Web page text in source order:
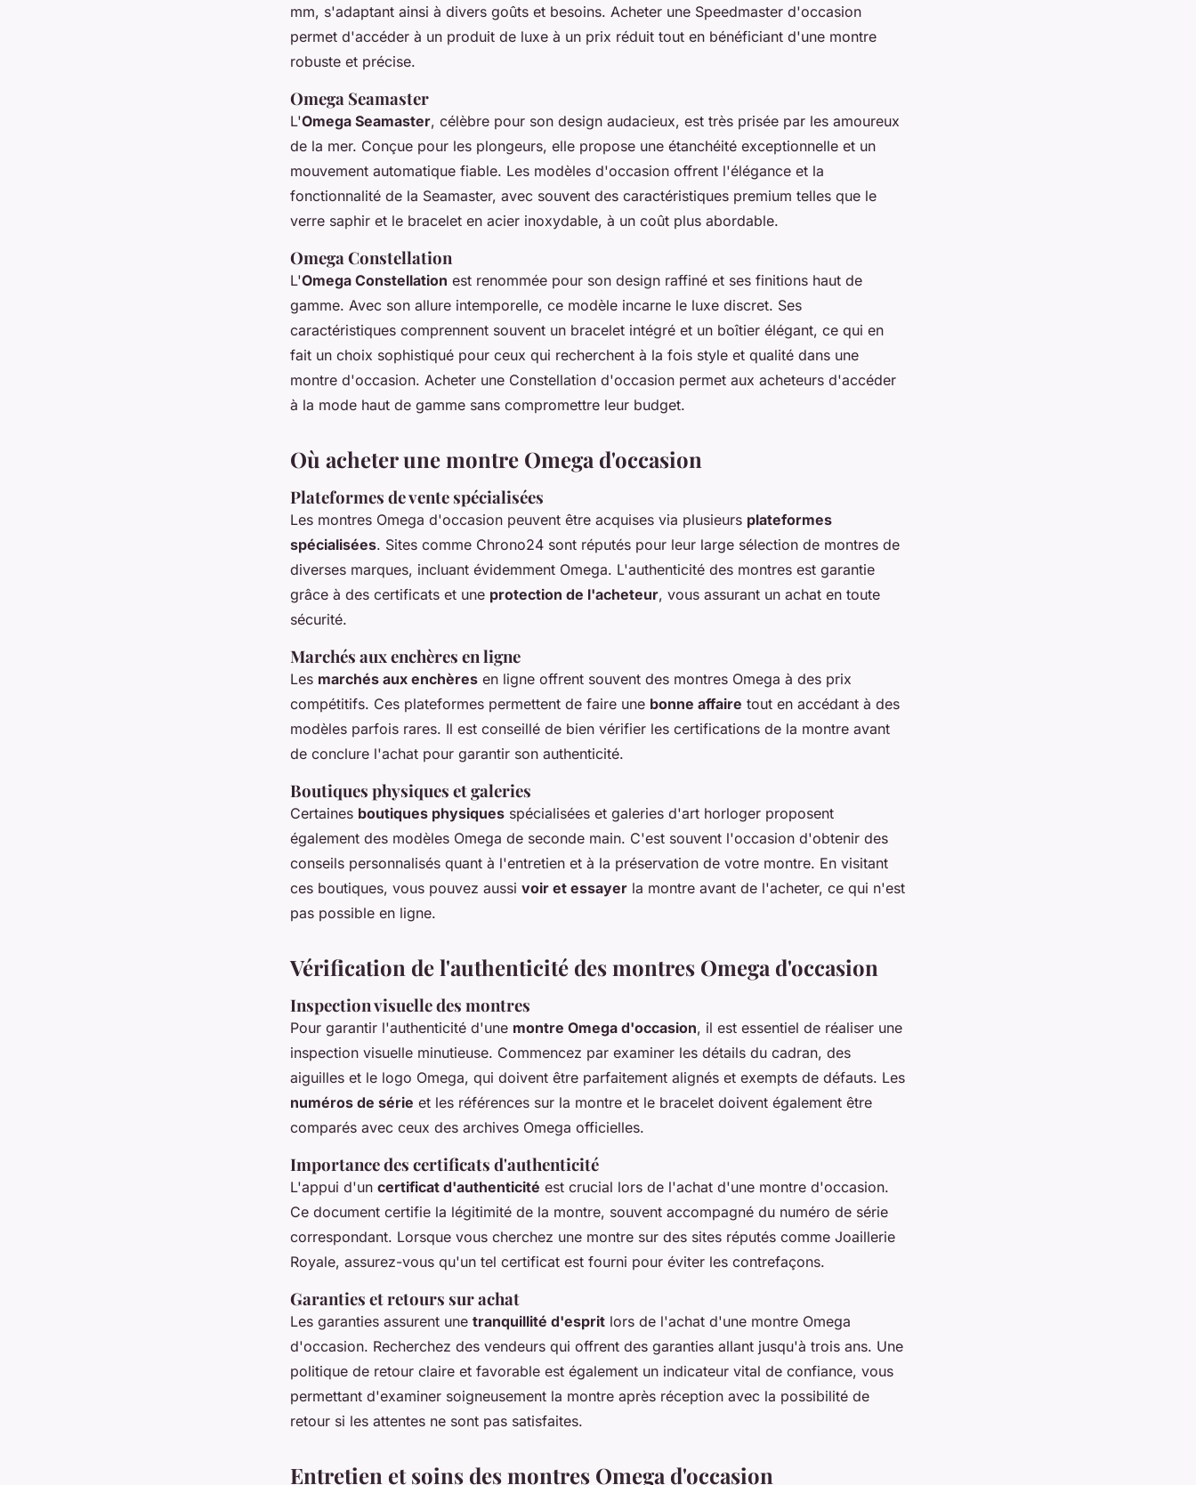
mm, s'adaptant ainsi à divers goûts et besoins. Acheter une Speedmaster d'occasion
permet d'accéder à un produit de luxe à un prix réduit tout en bénéficiant d'une montre
robuste et précise.
Omega Seamaster
L'Omega Seamaster, célèbre pour son design audacieux, est très prisée par les amoureux
de la mer. Conçue pour les plongeurs, elle propose une étanchéité exceptionnelle et un
mouvement automatique fiable. Les modèles d'occasion offrent l'élégance et la
fonctionnalité de la Seamaster, avec souvent des caractéristiques premium telles que le
verre saphir et le bracelet en acier inoxydable, à un coût plus abordable.
Omega Constellation
L'Omega Constellation est renommée pour son design raffiné et ses finitions haut de
gamme. Avec son allure intemporelle, ce modèle incarne le luxe discret. Ses
caractéristiques comprennent souvent un bracelet intégré et un boîtier élégant, ce qui en
fait un choix sophistiqué pour ceux qui recherchent à la fois style et qualité dans une
montre d'occasion. Acheter une Constellation d'occasion permet aux acheteurs d'accéder
à la mode haut de gamme sans compromettre leur budget.
Où acheter une montre Omega d'occasion
Plateformes de vente spécialisées
Les montres Omega d'occasion peuvent être acquises via plusieurs plateformes
spécialisées. Sites comme Chrono24 sont réputés pour leur large sélection de montres de
diverses marques, incluant évidemment Omega. L'authenticité des montres est garantie
grâce à des certificats et une protection de l'acheteur, vous assurant un achat en toute
sécurité.
Marchés aux enchères en ligne
Les marchés aux enchères en ligne offrent souvent des montres Omega à des prix
compétitifs. Ces plateformes permettent de faire une bonne affaire tout en accédant à des
modèles parfois rares. Il est conseillé de bien vérifier les certifications de la montre avant
de conclure l'achat pour garantir son authenticité.
Boutiques physiques et galeries
Certaines boutiques physiques spécialisées et galeries d'art horloger proposent
également des modèles Omega de seconde main. C'est souvent l'occasion d'obtenir des
conseils personnalisés quant à l'entretien et à la préservation de votre montre. En visitant
ces boutiques, vous pouvez aussi voir et essayer la montre avant de l'acheter, ce qui n'est
pas possible en ligne.
Vérification de l'authenticité des montres Omega d'occasion
Inspection visuelle des montres
Pour garantir l'authenticité d'une montre Omega d'occasion, il est essentiel de réaliser une
inspection visuelle minutieuse. Commencez par examiner les détails du cadran, des
aiguilles et le logo Omega, qui doivent être parfaitement alignés et exempts de défauts. Les
numéros de série et les références sur la montre et le bracelet doivent également être
comparés avec ceux des archives Omega officielles.
Importance des certificats d'authenticité
L'appui d'un certificat d'authenticité est crucial lors de l'achat d'une montre d'occasion.
Ce document certifie la légitimité de la montre, souvent accompagné du numéro de série
correspondant. Lorsque vous cherchez une montre sur des sites réputés comme Joaillerie
Royale, assurez-vous qu'un tel certificat est fourni pour éviter les contrefaçons.
Garanties et retours sur achat
Les garanties assurent une tranquillité d'esprit lors de l'achat d'une montre Omega
d'occasion. Recherchez des vendeurs qui offrent des garanties allant jusqu'à trois ans. Une
politique de retour claire et favorable est également un indicateur vital de confiance, vous
permettant d'examiner soigneusement la montre après réception avec la possibilité de
retour si les attentes ne sont pas satisfaites.
Entretien et soins des montres Omega d'occasion